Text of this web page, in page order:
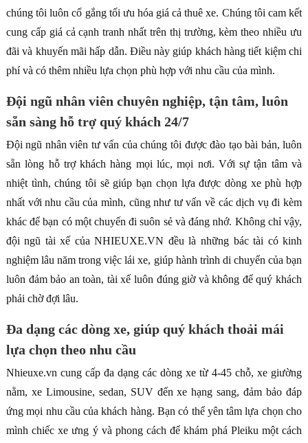
chúng tôi luôn cố gắng tối ưu hóa giá cả thuê xe. Chúng tôi cam kết
cung cấp giá cả cạnh tranh nhất trên thị trường, kèm theo nhiều ưu
đãi và khuyến mãi hấp dẫn. Điều này giúp khách hàng tiết kiệm chi
phí và có thêm nhiều lựa chọn phù hợp với nhu cầu của mình.
Đội ngũ nhân viên chuyên nghiệp, tận tâm, luôn
sẵn sàng hỗ trợ quý khách 24/7
Đội ngũ nhân viên tư vấn của chúng tôi được đào tạo bài bản, luôn
sẵn lòng hỗ trợ khách hàng mọi lúc, mọi nơi. Với sự tận tâm và
nhiệt tình, chúng tôi sẽ giúp bạn chọn lựa được dòng xe phù hợp
nhất với nhu cầu của mình, cũng như tư vấn về các dịch vụ đi kèm
khác để bạn có một chuyến đi suôn sẻ và đáng nhớ. Không chỉ vậy,
đội ngũ tài xế của NHIEUXE.VN đều là những bác tài có kinh
nghiệm lâu năm trong việc lái xe, giúp hành trình di chuyển của bạn
luôn đảm bảo an toàn, tài xế luôn đúng giờ và không để quý khách
phải chờ đợi lâu.
Đa dạng các dòng xe, giúp quý khách thoải mái
lựa chọn theo nhu cầu
Nhieuxe.vn cung cấp đa dạng các dòng xe từ 4-45 chỗ, xe giường
nằm, xe Limousine, sedan, SUV đến xe hạng sang, đảm bảo đáp
ứng mọi nhu cầu của khách hàng. Bạn có thể yên tâm lựa chọn cho
mình chiếc xe ưng ý và phong cách để khám phá Pleiku một cách